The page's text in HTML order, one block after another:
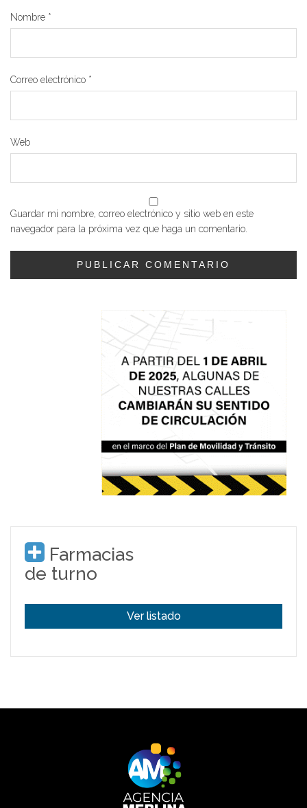
Nombre *
Correo electrónico *
Web
Guardar mi nombre, correo electrónico y sitio web en este
navegador para la próxima vez que haga un comentario.
Farmacias
de turno
Ver listado